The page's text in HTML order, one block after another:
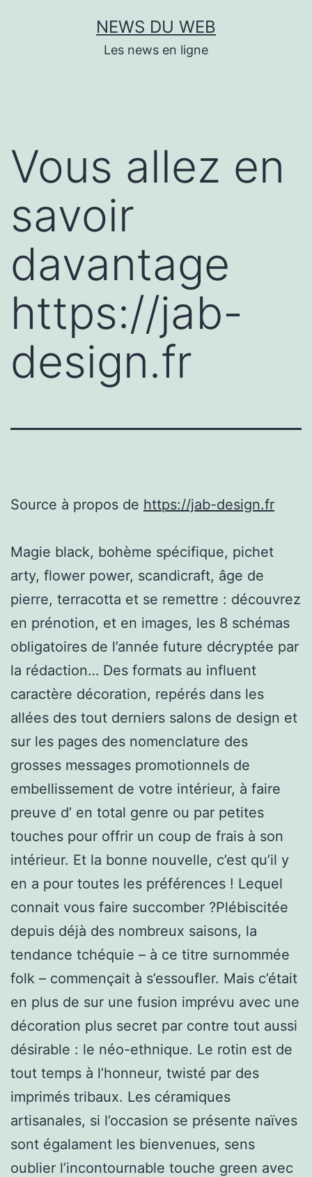
NEWS DU WEB
Les news en ligne
Vous allez en
savoir
davantage
https://jab-
design.fr
Source à propos de https://jab-design.fr
Magie black, bohème spécifique, pichet
arty, flower power, scandicraft, âge de
pierre, terracotta et se remettre : découvrez
en prénotion, et en images, les 8 schémas
obligatoires de l’année future décryptée par
la rédaction… Des formats au influent
caractère décoration, repérés dans les
allées des tout derniers salons de design et
sur les pages des nomenclature des
grosses messages promotionnels de
embellissement de votre intérieur, à faire
preuve d’ en total genre ou par petites
touches pour offrir un coup de frais à son
intérieur. Et la bonne nouvelle, c’est qu’il y
en a pour toutes les préférences ! Lequel
connait vous faire succomber ?Plébiscitée
depuis déjà des nombreux saisons, la
tendance tchéquie – à ce titre surnommée
folk – commençait à s’essoufler. Mais c’était
en plus de sur une fusion imprévu avec une
décoration plus secret par contre tout aussi
désirable : le néo-ethnique. Le rotin est de
tout temps à l’honneur, twisté par des
imprimés tribaux. Les céramiques
artisanales, si l’occasion se présente naïves
sont égalament les bienvenues, sens
oublier l’incontournable touche green avec